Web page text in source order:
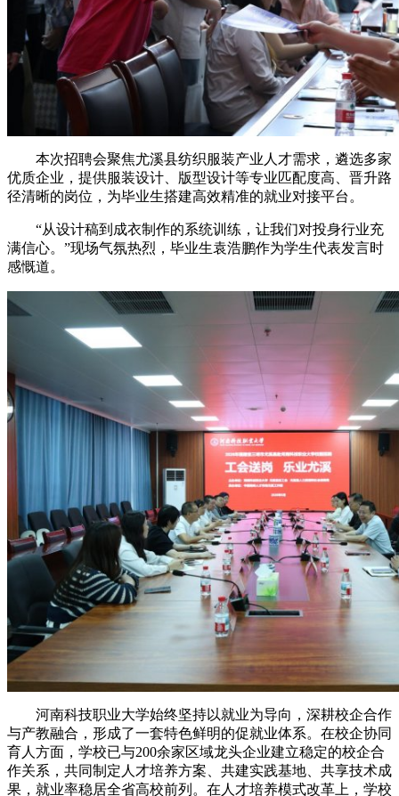
本次招聘会聚焦尤溪县纺织服装产业人才需求，遴选多家
优质企业，提供服装设计、版型设计等专业匹配度高、晋升路
径清晰的岗位，为毕业生搭建高效精准的就业对接平台。
“从设计稿到成衣制作的系统训练，让我们对投身行业充
满信心。”现场气氛热烈，毕业生袁浩鹏作为学生代表发言时
感慨道。
河南科技职业大学始终坚持以就业为导向，深耕校企合作
与产教融合，形成了一套特色鲜明的促就业体系。在校企协同
育人方面，学校已与200余家区域龙头企业建立稳定的校企合
作关系，共同制定人才培养方案、共建实践基地、共享技术成
果，就业率稳居全省高校前列。在人才培养模式改革上，学校